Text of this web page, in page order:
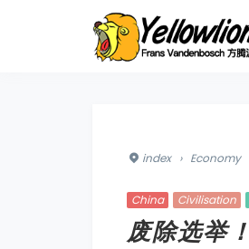
index › Economy
China Civilisation
废除选举！